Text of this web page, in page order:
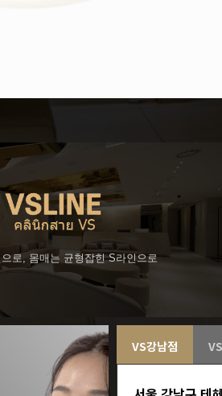
로, 몸매는 균형잡힌 S라인으로
VS강남점